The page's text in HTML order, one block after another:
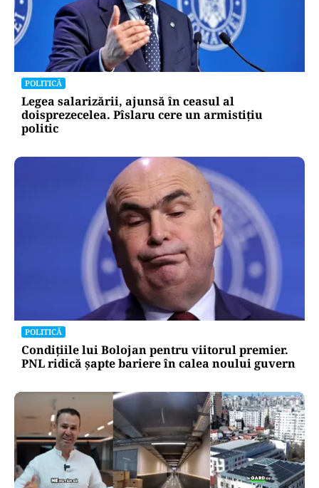
POLITICĂ
Legea salarizării, ajunsă în ceasul al
doisprezecelea. Pîslaru cere un armistițiu
politic
POLITICĂ
Condițiile lui Bolojan pentru viitorul premier.
PNL ridică șapte bariere în calea noului guvern